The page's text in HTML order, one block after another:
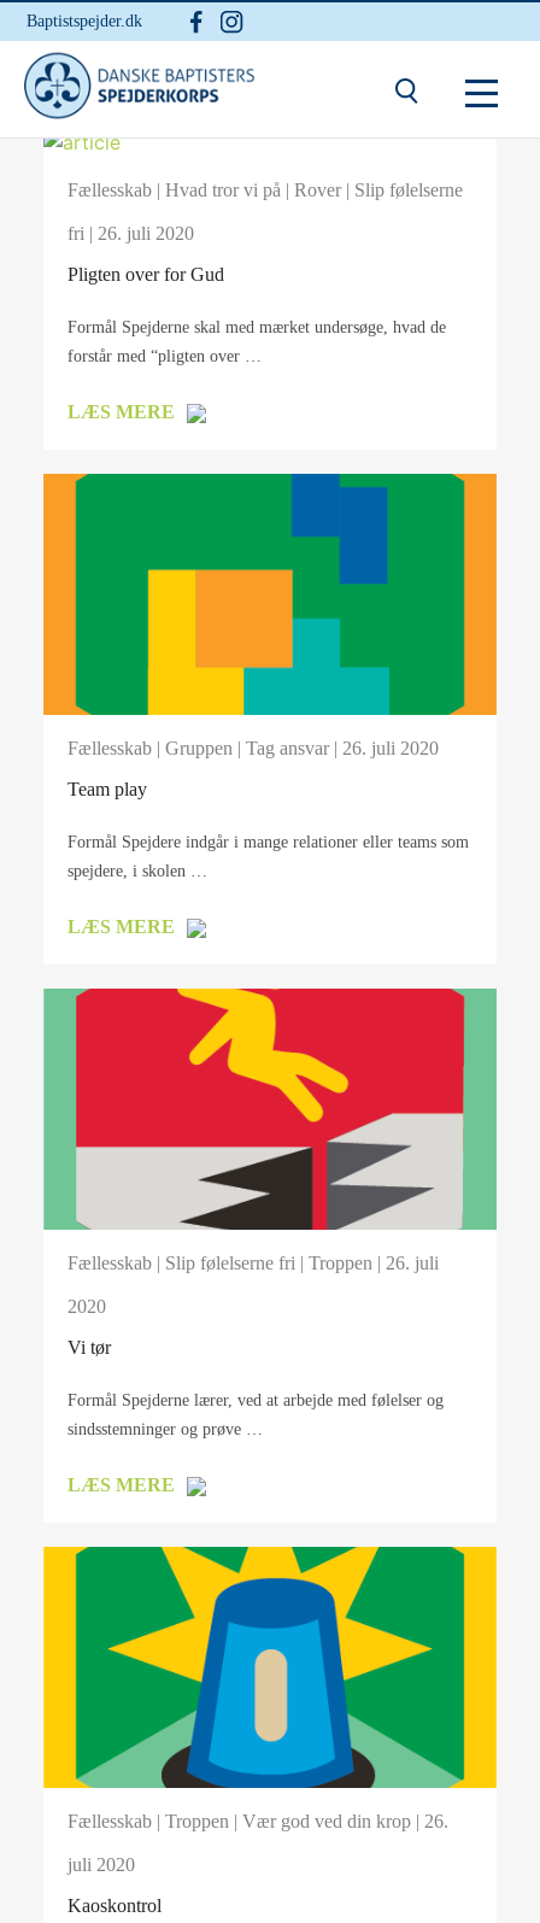
Baptistspejder.dk
Fællesskab| Hvad tror vi på | Rover| Slip følelserne
fri | 26. juli 2020
Pligten over for Gud
Formål Spejderne skal med mærket undersøge, hvad de
forstår med “pligten over …
LÆS MERE
Fællesskab| Gruppen | Tag ansvar| 26. juli 2020
Team play
Formål Spejdere indgår i mange relationer eller teams som
spejdere, i skolen …
LÆS MERE
Fællesskab| Slip følelserne fri | Troppen | 26. juli
2020
Vi tør
Formål Spejderne lærer, ved at arbejde med følelser og
sindsstemninger og prøve …
LÆS MERE
Fællesskab| Troppen | Vær god ved din krop| 26.
juli 2020
Kaoskontrol